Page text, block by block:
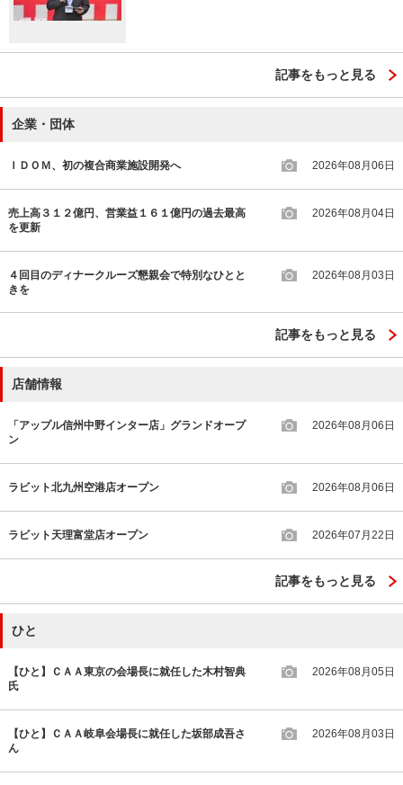
記事をもっと見る
企業・団体
ＩＤＯＭ、初の複合商業施設開発へ 2026年08月06日
売上高３１２億円、営業益１６１億円の過去最高
を更新
2026年08月04日
４回目のディナークルーズ懇親会で特別なひとと
きを
2026年08月03日
記事をもっと見る
店舗情報
「アップル信州中野インター店」グランドオープ
ン
2026年08月06日
ラビット北九州空港店オープン 2026年08月06日
ラビット天理富堂店オープン 2026年07月22日
記事をもっと見る
ひと
【ひと】ＣＡＡ東京の会場長に就任した木村智典
氏
2026年08月05日
【ひと】ＣＡＡ岐阜会場長に就任した坂部成吾さ
ん
2026年08月03日